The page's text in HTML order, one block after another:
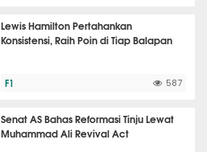
Lewis Hamilton Pertahankan
Konsistensi, Raih Poin di Tiap Balapan
F1 587
Senat AS Bahas Reformasi Tinju Lewat
Muhammad Ali Revival Act